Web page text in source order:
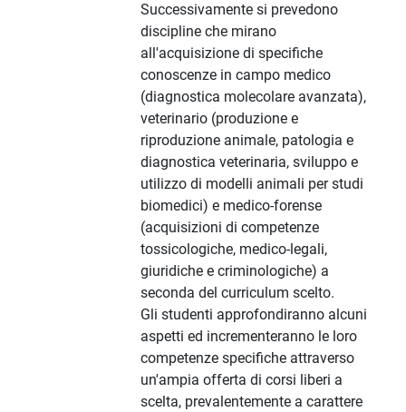
Successivamente si prevedono
discipline che mirano
all'acquisizione di specifiche
conoscenze in campo medico
(diagnostica molecolare avanzata),
veterinario (produzione e
riproduzione animale, patologia e
diagnostica veterinaria, sviluppo e
utilizzo di modelli animali per studi
biomedici) e medico-forense
(acquisizioni di competenze
tossicologiche, medico-legali,
giuridiche e criminologiche) a
seconda del curriculum scelto.
Gli studenti approfondiranno alcuni
aspetti ed incrementeranno le loro
competenze specifiche attraverso
un'ampia offerta di corsi liberi a
scelta, prevalentemente a carattere